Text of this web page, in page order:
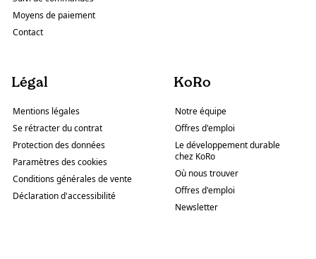
Moyens de paiement
Contact
Légal
Mentions légales
Se rétracter du contrat
Protection des données
Paramètres des cookies
Conditions générales de vente
Déclaration d'accessibilité
KoRo
Notre équipe
Offres d'emploi
Le développement durable
chez KoRo
Où nous trouver
Offres d'emploi
Newsletter